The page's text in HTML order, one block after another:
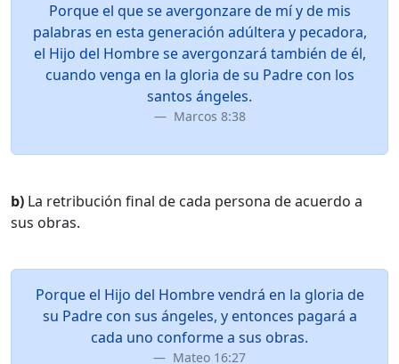
Porque el que se avergonzare de mí y de mis
palabras en esta generación adúltera y pecadora,
el Hijo del Hombre se avergonzará también de él,
cuando venga en la gloria de su Padre con los
santos ángeles.
Marcos 8:38
b) La retribución final de cada persona de acuerdo a
sus obras.
Porque el Hijo del Hombre vendrá en la gloria de
su Padre con sus ángeles, y entonces pagará a
cada uno conforme a sus obras.
Mateo 16:27